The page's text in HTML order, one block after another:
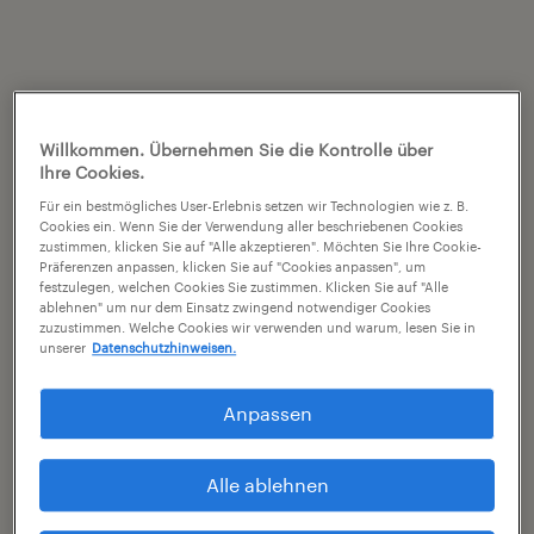
Willkommen. Übernehmen Sie die Kontrolle über
Ihre Cookies.
Für ein bestmögliches User-Erlebnis setzen wir Technologien wie z. B.
Cookies ein. Wenn Sie der Verwendung aller beschriebenen Cookies
zustimmen, klicken Sie auf "Alle akzeptieren". Möchten Sie Ihre Cookie-
Präferenzen anpassen, klicken Sie auf "Cookies anpassen", um
festzulegen, welchen Cookies Sie zustimmen. Klicken Sie auf "Alle
ablehnen" um nur dem Einsatz zwingend notwendiger Cookies
zuzustimmen. Welche Cookies wir verwenden und warum, lesen Sie in
unserer Datenschutzhinweisen.
Anpassen
Alle ablehnen